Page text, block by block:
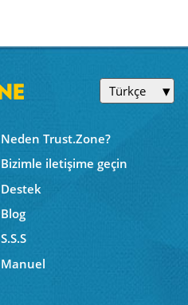
Türkçe
Neden Trust.Zone?
Bizimle iletişime geçin
Destek
Blog
S.S.S
Manuel